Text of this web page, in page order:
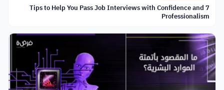
7 Tips to Help You Pass Job Interviews with Confidence and
Professionalism